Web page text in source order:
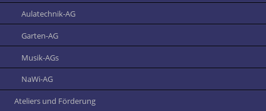
Aulatechnik-AG
Garten-AG
Musik-AGs
NaWi-AG
Ateliers und Förderung